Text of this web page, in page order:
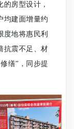
房型设计，
均建面增量约
度地将惠民利
抗震不足、材
缮”，同步提